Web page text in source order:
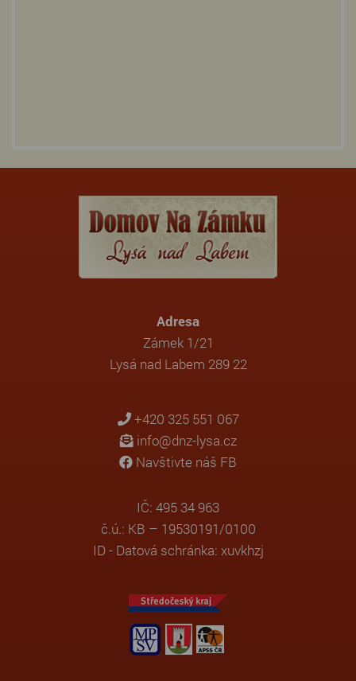
Adresa
Zámek 1/21
Lysá nad Labem 289 22
+420 325 551 067
info@dnz-lysa.cz
Navštivte náš FB
IČ: 495 34 963
č.ú.: KB – 19530191/0100
ID - Datová schránka: xuvkhzj